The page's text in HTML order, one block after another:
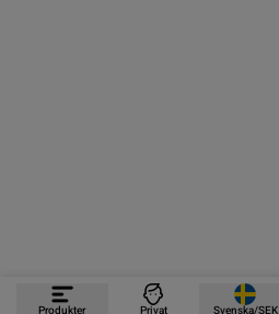
Produkter Privat Svenska/SEK